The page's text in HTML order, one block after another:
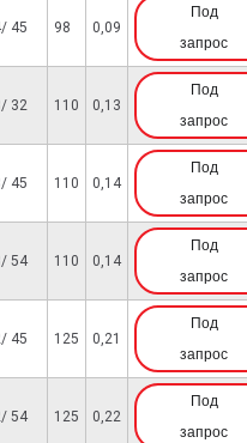
45 98 0,09
Под
запрос
32 110 0,13
Под
запрос
45 110 0,14
Под
запрос
54 110 0,14
Под
запрос
45 125 0,21
Под
запрос
54 125 0,22
Под
запрос